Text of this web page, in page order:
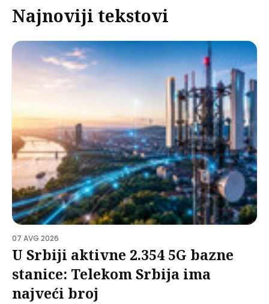
Najnoviji tekstovi
07 AVG 2026
U Srbiji aktivne 2.354 5G bazne
stanice: Telekom Srbija ima
najveći broj